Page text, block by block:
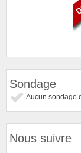
Sondage
Aucun sondage
Nous suivre